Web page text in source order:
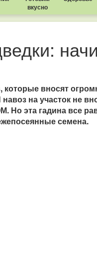
вкусно
вносят
на участок не
Но эта гадина все
семена.